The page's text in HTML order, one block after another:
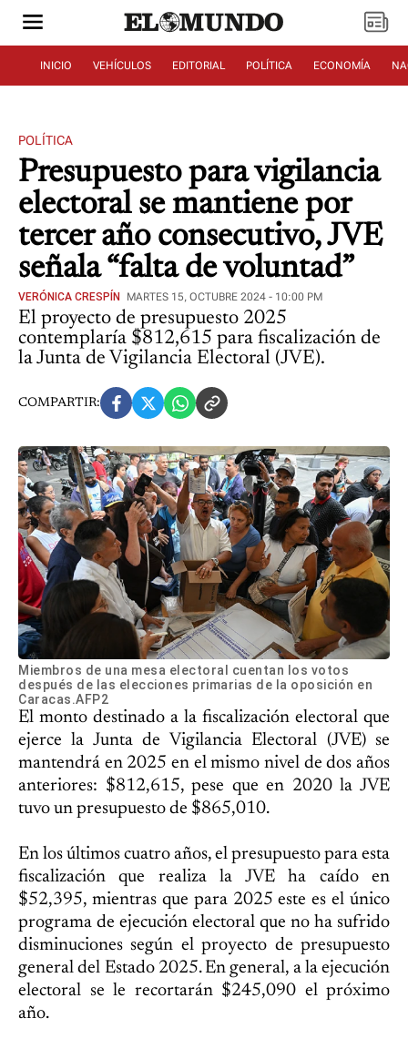
INICIO VEHÍCULOS EDITORIAL POLÍTICA ECONOMÍA
POLÍTICA
Presupuesto para vigilancia
electoral se mantiene por
tercer año consecutivo, JVE
señala “falta de voluntad”
VERÓNICA CRESPÍN MARTES 15, OCTUBRE 2024 - 10:00 PM
El proyecto de presupuesto 2025
contemplaría $812,615 para fiscalización de
la Junta de Vigilancia Electoral (JVE).
COMPARTIR:
Miembros de una mesa electoral cuentan los votos
después de las elecciones primarias de la oposición en
Caracas.AFP2
El monto destinado a la fiscalización electoral que
ejerce la Junta de Vigilancia Electoral (JVE) se
mantendrá en 2025 en el mismo nivel de dos años
anteriores: $812,615, pese que en 2020 la JVE
tuvo un presupuesto de $865,010.
En los últimos cuatro años, el presupuesto para esta
fiscalización que realiza la JVE ha caído en
$52,395, mientras que para 2025 este es el único
programa de ejecución electoral que no ha sufrido
disminuciones según el proyecto de presupuesto
general del Estado 2025. En general, a la ejecución
electoral se le recortarán $245,090 el próximo
año.